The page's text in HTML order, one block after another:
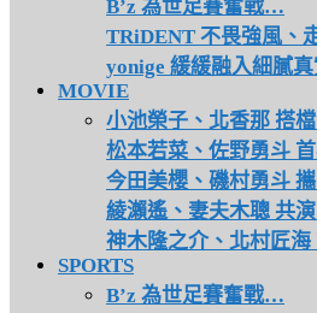
B’z 為世足賽奮戰…
TRiDENT 不畏強風、
yonige 緩緩融入細膩
MOVIE
小池榮子、北香那 搭
松本若菜、佐野勇斗
今田美櫻、磯村勇斗
綾瀨遙、妻夫木聰 共
神木隆之介、北村匠
SPORTS
B’z 為世足賽奮戰…